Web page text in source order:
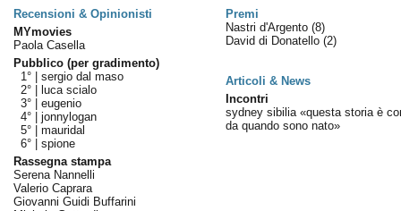
Recensioni & Opinionisti
Premi
MYmovies
Paola Casella
Pubblico (per gradimento)
1° | sergio dal maso
2° |
luca scialo
3° | eugenio
4° | jonnylogan
5° | mauridal
6° | spione
Rassegna stampa
Serena Nannelli
Valerio Caprara
Giovanni Guidi Buffarini
Nastri d'Argento (8)
David di Donatello (2)
Articoli & News
Incontri
sydney sibilia «questa storia è
da quando sono nato»